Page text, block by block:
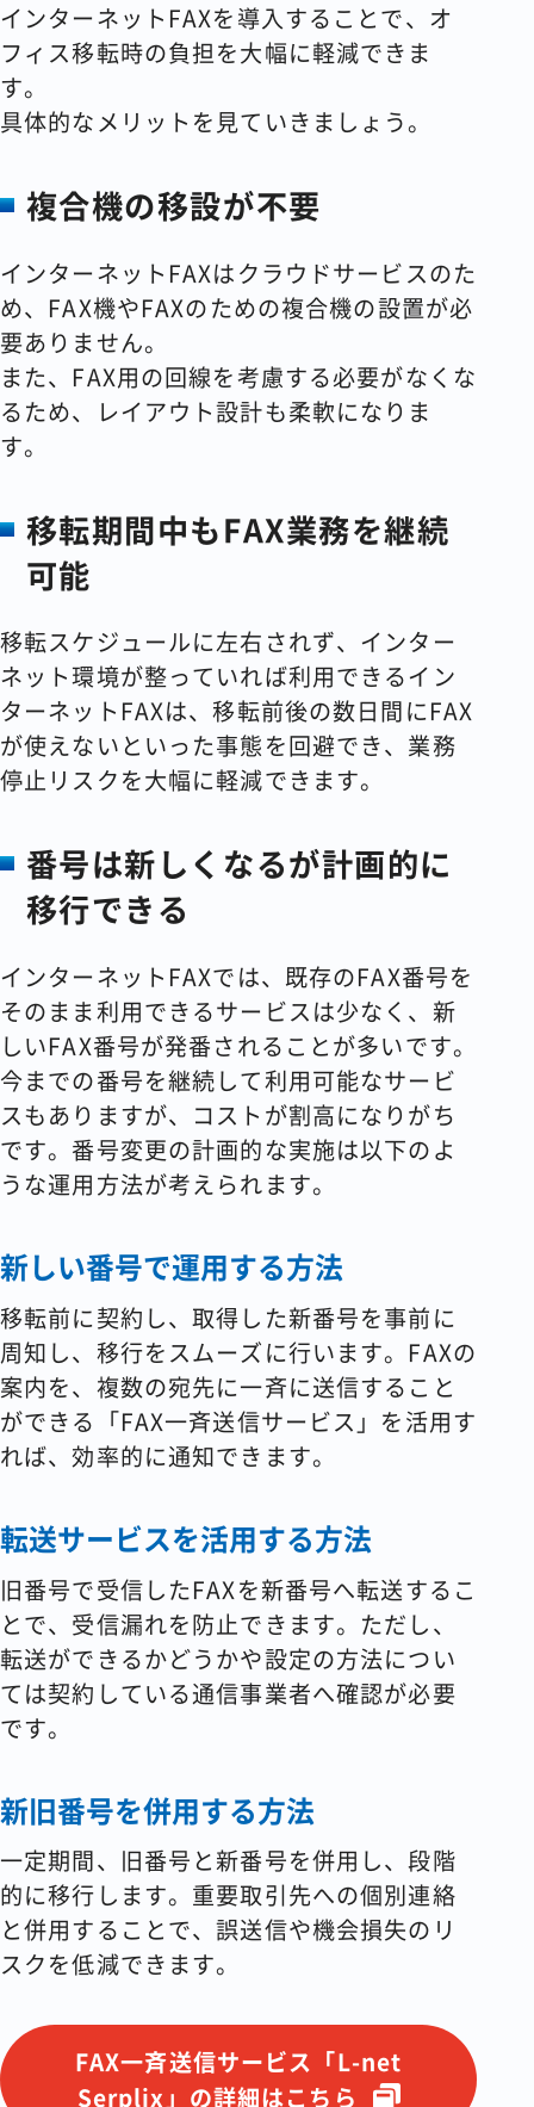
インターネットFAXを導入することで、オ
フィス移転時の負担を大幅に軽減できま
す。
具体的なメリットを見ていきましょう。
複合機の移設が不要
インターネットFAXはクラウドサービスのた
め、FAX機やFAXのための複合機の設置が必
要ありません。
また、FAX用の回線を考慮する必要がなくな
るため、レイアウト設計も柔軟になりま
す。
移転期間中もFAX業務を継続
可能
移転スケジュールに左右されず、インター
ネット環境が整っていれば利用できるイン
ターネットFAXは、移転前後の数日間にFAX
が使えないといった事態を回避でき、業務
停止リスクを大幅に軽減できます。
番号は新しくなるが計画的に
移行できる
インターネットFAXでは、既存のFAX番号を
そのまま利用できるサービスは少なく、新
しいFAX番号が発番されることが多いです。
今までの番号を継続して利用可能なサービ
スもありますが、コストが割高になりがち
です。番号変更の計画的な実施は以下のよ
うな運用方法が考えられます。
新しい番号で運用する方法
移転前に契約し、取得した新番号を事前に
周知し、移行をスムーズに行います。FAXの
案内を、複数の宛先に一斉に送信すること
ができる「FAX一斉送信サービス」を活用す
れば、効率的に通知できます。
転送サービスを活用する方法
旧番号で受信したFAXを新番号へ転送するこ
とで、受信漏れを防止できます。ただし、
転送ができるかどうかや設定の方法につい
ては契約している通信事業者へ確認が必要
です。
新旧番号を併用する方法
一定期間、旧番号と新番号を併用し、段階
的に移行します。重要取引先への個別連絡
と併用することで、誤送信や機会損失のリ
スクを低減できます。
FAX一斉送信サービス「L-net
Serplix」の詳細はこちら